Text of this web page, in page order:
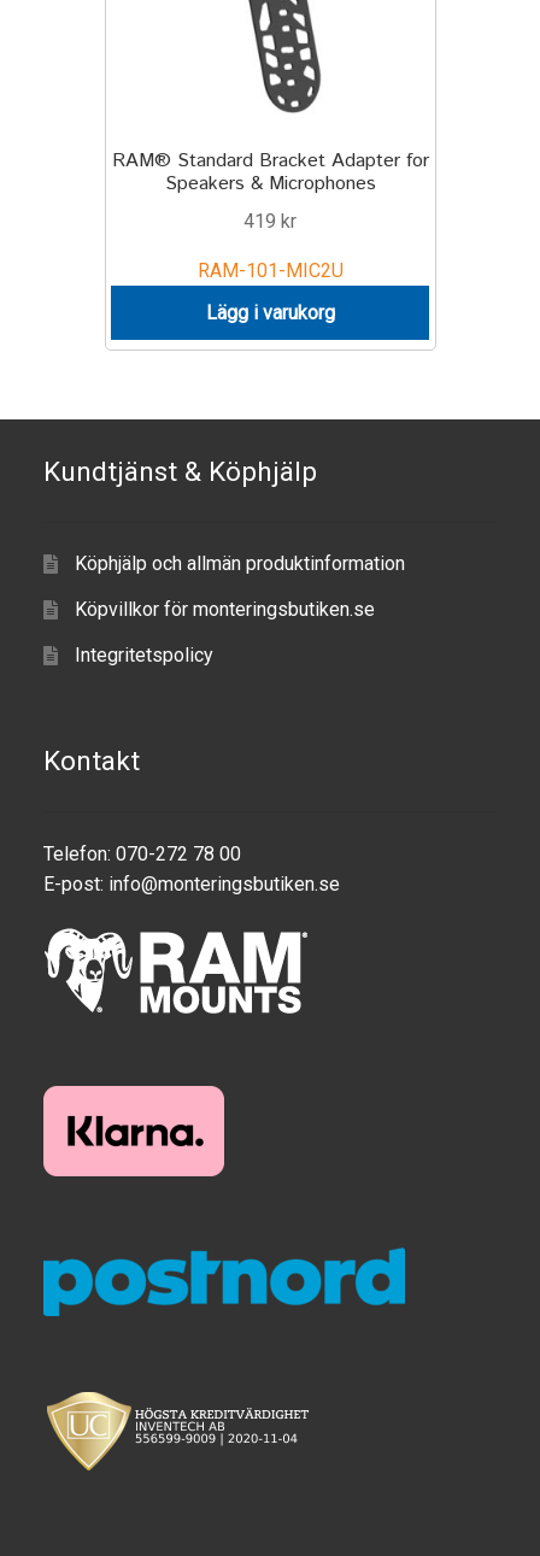
Speaker
Lift Truck
RAM® Standard Bracket Adapter for
Speakers & Microphones
419 kr
RAM-101-MIC2U
Lägg i varukorg
Kundtjänst & Köphjälp
Köphjälp och allmän produktinformation
Köpvillkor för monteringsbutiken.se
Integritetspolicy
Kontakt
Telefon: 070-272 78 00
E-post: info@monteringsbutiken.se